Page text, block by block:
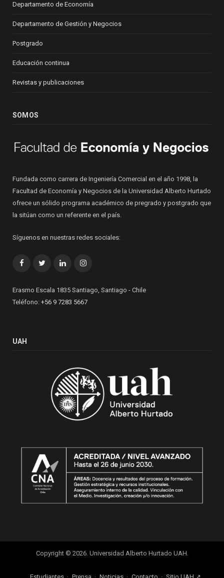
Departamento de Economía
Departamento de Gestión y Negocios
Postgrado
Educación continua
Revistas y publicaciones
SOMOS
Fundada como carrera de Ingeniería Comercial en el año 1998, la
Facultad de Economía y Negocios de la Universidad Alberto Hurtado
ofrece un sólido programa académico de pregrado y postgrado que
la sitúan como un referente en el país.
Síguenos en nuestras redes sociales:
FacebookTwitterLinkedInInstagram
Erasmo Escala 1835 Santiago, Santiago - Chile
Teléfono: +56 9 7283 5667
UAH
Copyright © 2026. Universidad Alberto Hurtado UAH.